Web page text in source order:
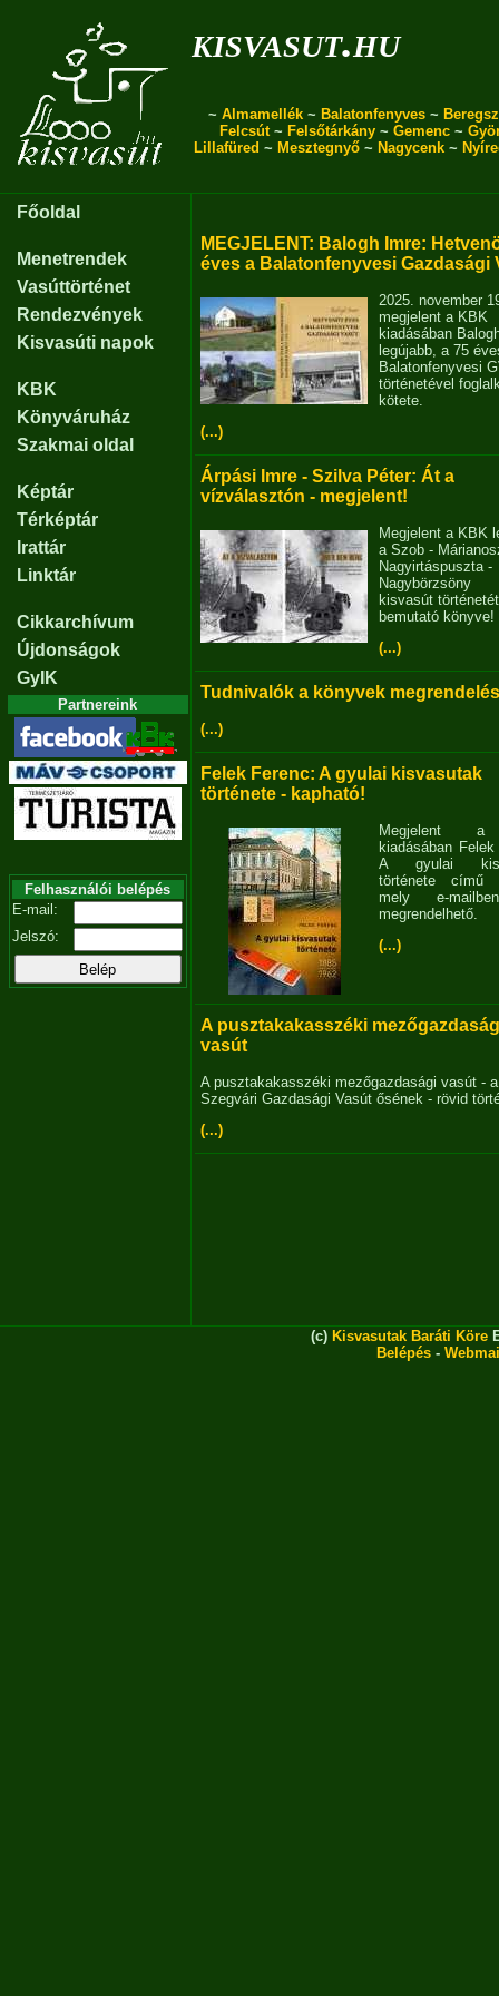
kisvasut.hu
~ Almamellék ~ Balatonfenyves ~
Felcsút~ Felsőtárkány ~ Gemenc ~
Lillafüred ~ Mesztegnyő ~ Nagycenk ~
Főoldal
Menetrendek
Vasúttörténet
Rendezvények
Kisvasúti napok
KBK
Könyváruház
Szakmai oldal
Képtár
Térképtár
Irattár
Linktár
Cikkarchívum
Újdonságok
GyIK
Partnereink
Felhasználói belépés
E-mail:
Jelszó:
MEGJELENT: Balogh Imre:
éves a Balatonfenyvesi Gazdasági
2025. november
megjelent a KBK
kiadásában
legújabb, a 75
Balatonfenyvesi
történetével
kötete.
(...)
Árpási Imre - Szilva Péter: Át a
vízválasztón - megjelent!
Megjelent a KBK
a Szob -
Nagyirtáspuszta -
Nagybörzsöny
kisvasút történetét
bemutató könyve!
(...)
Tudnivalók a könyvek
(...)
Felek Ferenc: A gyulai kisvasutak
története - kapható!
Megjelent
kiadásában
A gyulai
története című
mely e-
megrendelhető.
(...)
A pusztakakasszéki
vasút
A pusztakakasszéki mezőgazdasági vasút - a
Szegvári Gazdasági Vasút ősének - rövid
(...)
(c) Kisvasutak Baráti Köre
Belépés -